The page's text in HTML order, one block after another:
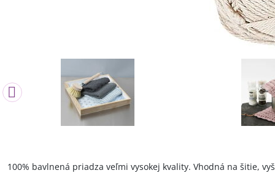
100% bavlnená priadza veľmi vysokej kvality. Vhodná na šitie,